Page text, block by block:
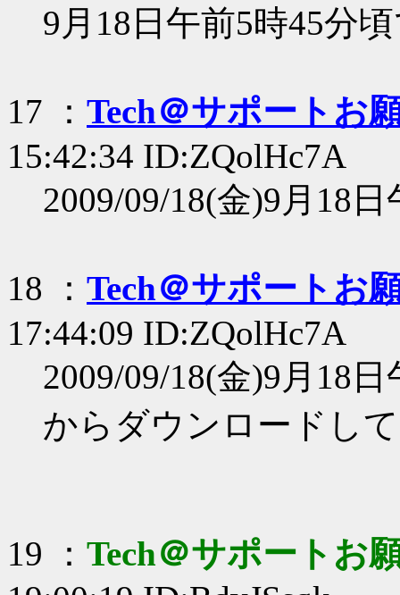
9月18日午前5時45分
17 ： Tech＠サポートお
15:42:34 ID:ZQolHc7A
2009/09/18(金)9月18
18 ： Tech＠サポートお
17:44:09 ID:ZQolHc7A
2009/09/18(金)9月18
からダウンロードし
19 ： Tech＠サポートお